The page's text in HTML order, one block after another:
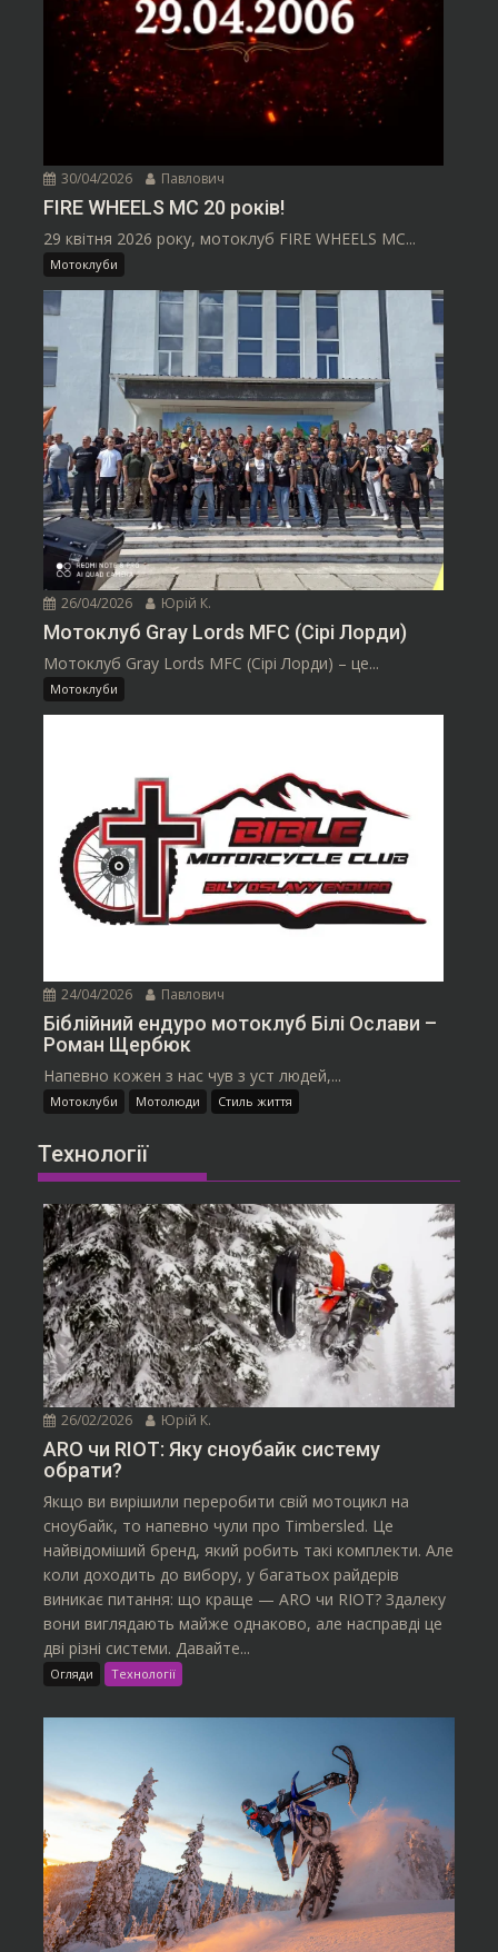
30/04/2026 Павлович
FIRE WHEELS MC 20 років!
29 квітня 2026 року, мотоклуб FIRE WHEELS MC...
Мотоклуби
26/04/2026 Юрій К.
Мотоклуб Gray Lords MFC (Сірі Лорди)
Мотоклуб Gray Lords MFC (Сірі Лорди) – це...
Мотоклуби
24/04/2026 Павлович
Біблійний ендуро мотоклуб Білі Ослави –
Роман Щербюк
Напевно кожен з нас чув з уст людей,...
Мотоклуби Мотолюди Стиль життя
Технології
26/02/2026 Юрій К.
ARO чи RIOT: Яку сноубайк систему
обрати?
Якщо ви вирішили переробити свій мотоцикл на
сноубайк, то напевно чули про Timbersled. Це
найвідоміший бренд, який робить такі комплекти. Але
коли доходить до вибору, у багатьох райдерів
виникає питання: що краще — ARO чи RIOT? Здалеку
вони виглядають майже однаково, але насправді це
дві різні системи. Давайте...
Огляди Технології